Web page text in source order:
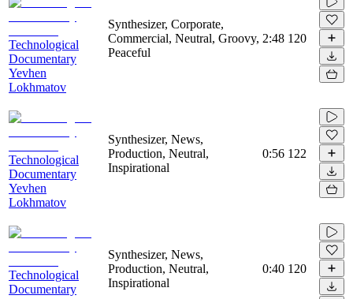
Technological
Documentary
Yevhen
Lokhmatov
Synthesizer, Corporate,
Commercial, Neutral, Groovy,
Peaceful
2:48 120
Technological
Documentary
Yevhen
Lokhmatov
Synthesizer, News,
Production, Neutral,
Inspirational
0:56 122
Technological
Documentary
Synthesizer, News,
Production, Neutral,
Inspirational
0:40 120